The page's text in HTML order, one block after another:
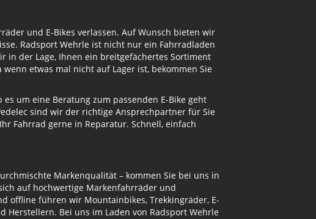
und E-Bikes verlassen. Auf Wunsch bieten wir
Radsport Wehrle ist nicht nur ein Fahrradladen
in der Lage, Ihnen ein breitgefächertes Sortiment
etwas mal nicht auf Lager ist, bekommen Sie
um eine Beratung zum passenden E-Bike geht
sind wir der richtige Ansprechpartner für Sie
Fahrrad gerne in Reparatur. Schnell, einfach
Markenqualität – kommen Sie bei uns in
auf hochwertige Markenfahrräder und
offline führen wir Mountainbikes, Trekkingräder, E-
Bei uns im Laden von Radsport Wehrle